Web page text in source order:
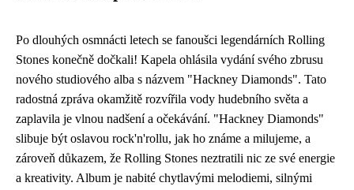
Po dlouhých osmnácti letech se fanoušci legendárních Rolling
Stones konečně dočkali! Kapela ohlásila vydání svého zbrusu
nového studiového alba s názvem "Hackney Diamonds". Tato
radostná zpráva okamžitě rozvířila vody hudebního světa a
zaplavila je vlnou nadšení a očekávání. "Hackney Diamonds"
slibuje být oslavou rock'n'rollu, jak ho známe a milujeme, a
zároveň důkazem, že Rolling Stones neztratili nic ze své energie
a kreativity. Album je nabité chytlavými melodiemi, silnými